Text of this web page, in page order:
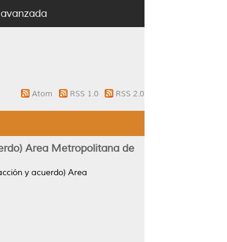
Atom RSS 1.0 RSS 2.0
Area Metropolitana de
y acuerdo) Area